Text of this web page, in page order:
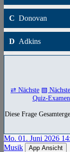
C Donovan
D Adkins
⇄ Nächste ▧
Quiz-
Diese Frage
Mo. 01. Juni 2026
Musik
App Ansicht